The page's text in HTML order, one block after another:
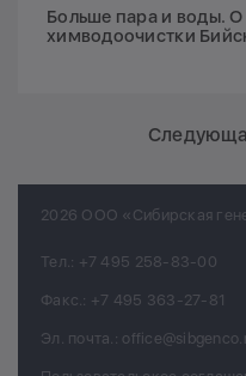
Больше пара и воды.
химводоочистки
2026 ООО «Сибирская
Тел.: +7 495 258-83-00
Факс.: +7 495 363-27-81
Эл. почта.: